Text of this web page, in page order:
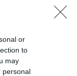
or
to
may
personal
sužalojo